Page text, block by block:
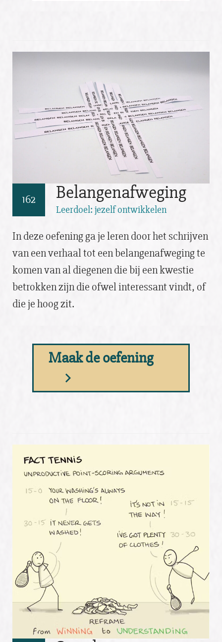
162 Belangenafweging
Leerdoel: jezelf ontwikkelen
In deze oefening ga je leren door het schrijven
van een verhaal tot een belangenafweging te
komen van al diegenen die bij een kwestie
betrokken zijn die ofwel interessant vindt, of
die je hoog zit.
Maak de oefening